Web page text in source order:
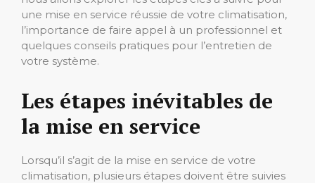
une mise en service réussie de votre climatisation,
l’importance de faire appel à un professionnel et
quelques conseils pratiques pour l’entretien de
votre système.
Les étapes inévitables de
la mise en service
Lorsqu’il s’agit de la mise en service de votre
climatisation, plusieurs étapes doivent être suivies